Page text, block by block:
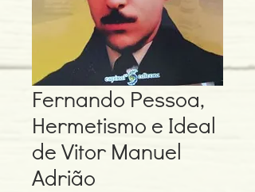
Fernando Pessoa,
Hermetismo e Ideal
de Vitor Manuel
Adrião